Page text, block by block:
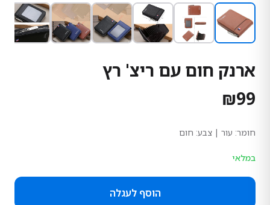
ארנק חום עם ריצ' רץ
₪99
חומר: עור | צבע: חום
במלאי
הוסף לעגלה